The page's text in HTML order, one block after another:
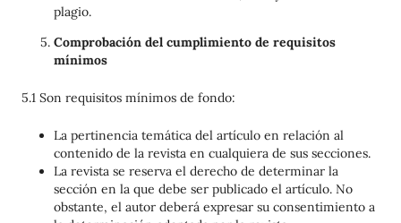
plagio.
Comprobación del cumplimiento de requisitos
mínimos
5.1 Son requisitos mínimos de fondo:
La pertinencia temática del artículo en relación al
contenido de la revista en cualquiera de sus secciones.
La revista se reserva el derecho de determinar la
sección en la que debe ser publicado el artículo. No
obstante, el autor deberá expresar su consentimiento a